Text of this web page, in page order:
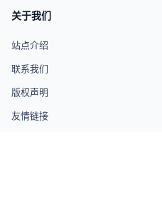
关于我们
站点介绍
联系我们
版权声明
友情链接